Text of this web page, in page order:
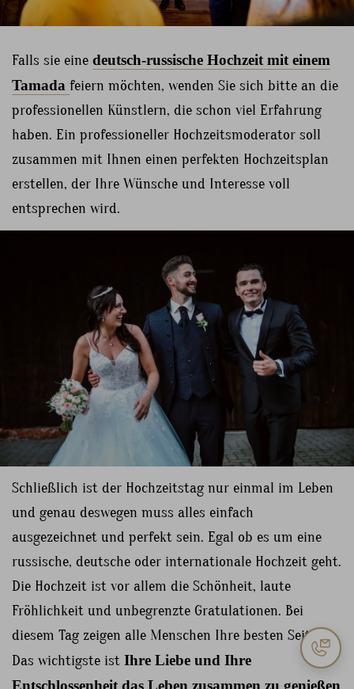
Falls sie eine deutsch-russische Hochzeit mit einem
Tamada feiern möchten, wenden Sie sich bitte an die
professionellen Künstlern, die schon viel Erfahrung
haben. Ein professioneller Hochzeitsmoderator soll
zusammen mit Ihnen einen perfekten Hochzeitsplan
erstellen, der Ihre Wünsche und Interesse voll
entsprechen wird.
Schließlich ist der Hochzeitstag nur einmal im Leben
und genau deswegen muss alles einfach
ausgezeichnet und perfekt sein. Egal ob es um eine
russische, deutsche oder internationale Hochzeit geht.
Die Hochzeit ist vor allem die Schönheit, laute
Fröhlichkeit und unbegrenzte Gratulationen. Bei
diesem Tag zeigen alle Menschen Ihre besten Seiten.
Das wichtigste ist Ihre Liebe und Ihre